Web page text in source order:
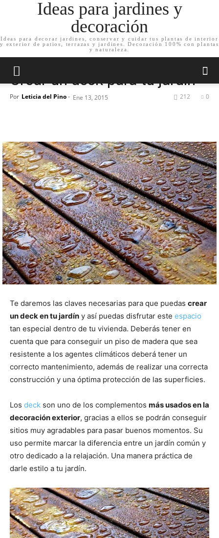
Ideas para jardines y
decoración
Ideas para decorar jardines, conservar y cuidar tus plantas de interior
y exterior de patios, terrazas y jardines. Decoración 100% con plantas
y naturaleza.
Inicio Cuidados del jardín
Crear un deck para tu jardín
Por Leticia del Pino- Ene 13, 2015 0
212
Te daremos las claves necesarias para que puedas crear
un deck en tu jardín y así puedas disfrutar este espacio
tan especial dentro de tu vivienda. Deberás tener en
cuenta que para conseguir un piso de madera que sea
resistente a los agentes climáticos deberá tener un
correcto mantenimiento, además de realizar una correcta
construcción y una óptima protección de las superficies.
Los deck son uno de los complementos más usados en la
decoración exterior, gracias a ellos se podrán conseguir
sitios muy agradables para pasar buenos momentos. Su
uso permite marcar la diferencia entre un jardín común y
otro dedicado a la relajación. Una manera práctica de
darle estilo a tu jardín.